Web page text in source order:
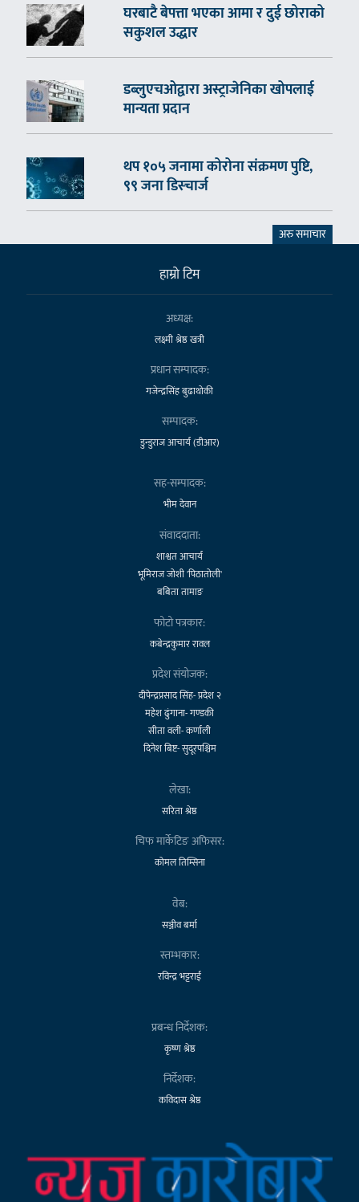
घरबाटै बेपत्ता भएका आमा र दुई छोराको
सकुशल उद्धार
डब्लुएचओद्वारा अस्ट्राजेनिका खोपलाई
मान्यता प्रदान
थप १०५ जनामा कोरोना संक्रमण पुष्टि,
९९ जना डिस्चार्ज
अरु समाचार
हाम्राे टिम
अध्यक्ष:
लक्ष्मी श्रेष्ठ खत्री
प्रधान सम्पादक:
गजेन्द्रसिंह बुढाथोकी
सम्पादक:
डुन्डुराज आचार्य (डीआर)
सह-सम्पादक:
भीम देवान
संवाददाता:
शाश्वत आचार्य
भूमिराज जोशी 'पिठातोली'
बबिता तामाङ
फोटो पत्रकार:
कबेन्द्रकुमार रावल
प्रदेश संयोजक:
दीपेन्द्रप्रसाद सिंह- प्रदेश २
महेश ढुंगाना- गण्डकी
सीता वली- कर्णाली
दिनेश बिष्ट- सुदूरपश्चिम
लेखा:
सरिता श्रेष्ठ
चिफ मार्केटिङ अफिसर:
कोमल तिम्सिना
वेब:
सञ्जीव बर्मा
स्तम्भकार:
रविन्द्र भट्टराई
प्रबन्ध निर्देशक:
कृष्ण श्रेष्ठ
निर्देशक:
कविदास श्रेष्ठ